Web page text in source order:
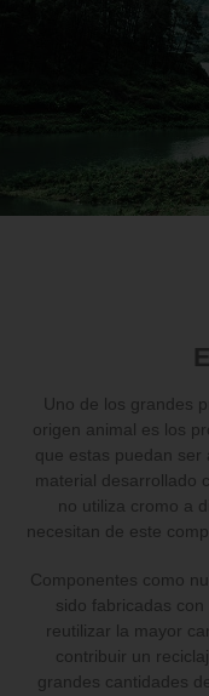
Uno de los grandes
origen animal es los
que estas puedan ser
material desarrollado
no utiliza cromo a
necesitan de este
Componentes como
sido fabricadas
reutilizar la mayor
contribuir un
grandes cantidades